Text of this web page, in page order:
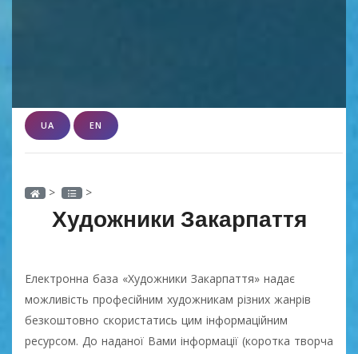
UA EN
> >
Художники Закарпаття
Електронна база «Художники Закарпаття» надає
можливість професійним художникам різних жанрів
безкоштовно скористатись цим інформаційним
ресурсом. До наданої Вами інформації (коротка творча